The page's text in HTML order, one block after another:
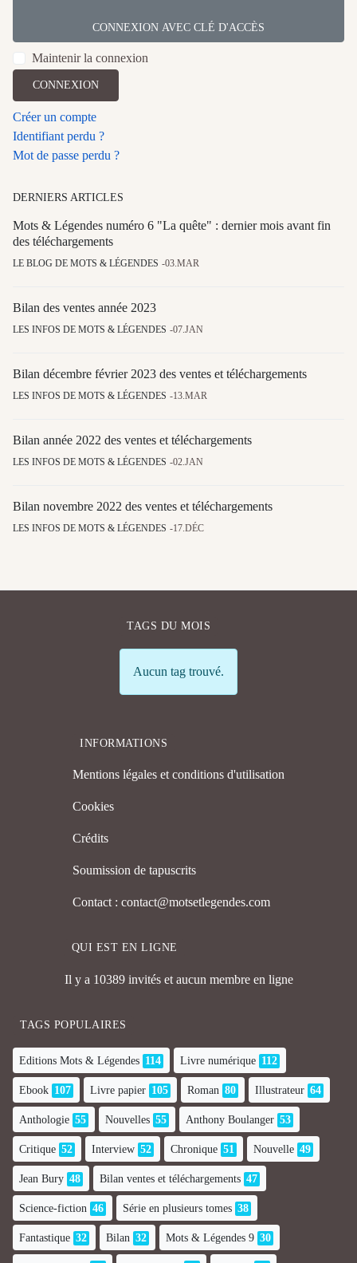
CONNEXION AVEC CLÉ D'ACCÈS
Maintenir la connexion
CONNEXION
Créer un compte
Identifiant perdu ?
Mot de passe perdu ?
DERNIERS ARTICLES
Mots & Légendes numéro 6 "La quête" : dernier mois avant fin
des téléchargements
LE BLOG DE MOTS & LÉGENDES 03.MAR
Bilan des ventes année 2023
LES INFOS DE MOTS & LÉGENDES 07.JAN
Bilan décembre février 2023 des ventes et téléchargements
LES INFOS DE MOTS & LÉGENDES 13.MAR
Bilan année 2022 des ventes et téléchargements
LES INFOS DE MOTS & LÉGENDES 02.JAN
Bilan novembre 2022 des ventes et téléchargements
LES INFOS DE MOTS & LÉGENDES 17.DÉC
TAGS DU MOIS
Info
Aucun tag trouvé.
INFORMATIONS
Mentions légales et conditions d'utilisation
Cookies
Crédits
Soumission de tapuscrits
Contact : contact@motsetlegendes.com
QUI EST EN LIGNE
Il y a 10389 invités et aucun membre en ligne
TAGS POPULAIRES
Editions Mots & Légendes 114 Livre numérique 112
Ebook 107 Livre papier 105 Roman 80 Illustrateur 64
Anthologie 55 Nouvelles 55 Anthony Boulanger 53
Critique 52 Interview 52 Chronique 51 Nouvelle 49
Jean Bury 48 Bilan ventes et téléchargements 47
Science-fiction 46 Série en plusieurs tomes 38
Fantastique 32 Bilan 32 Mots & Légendes 9 30